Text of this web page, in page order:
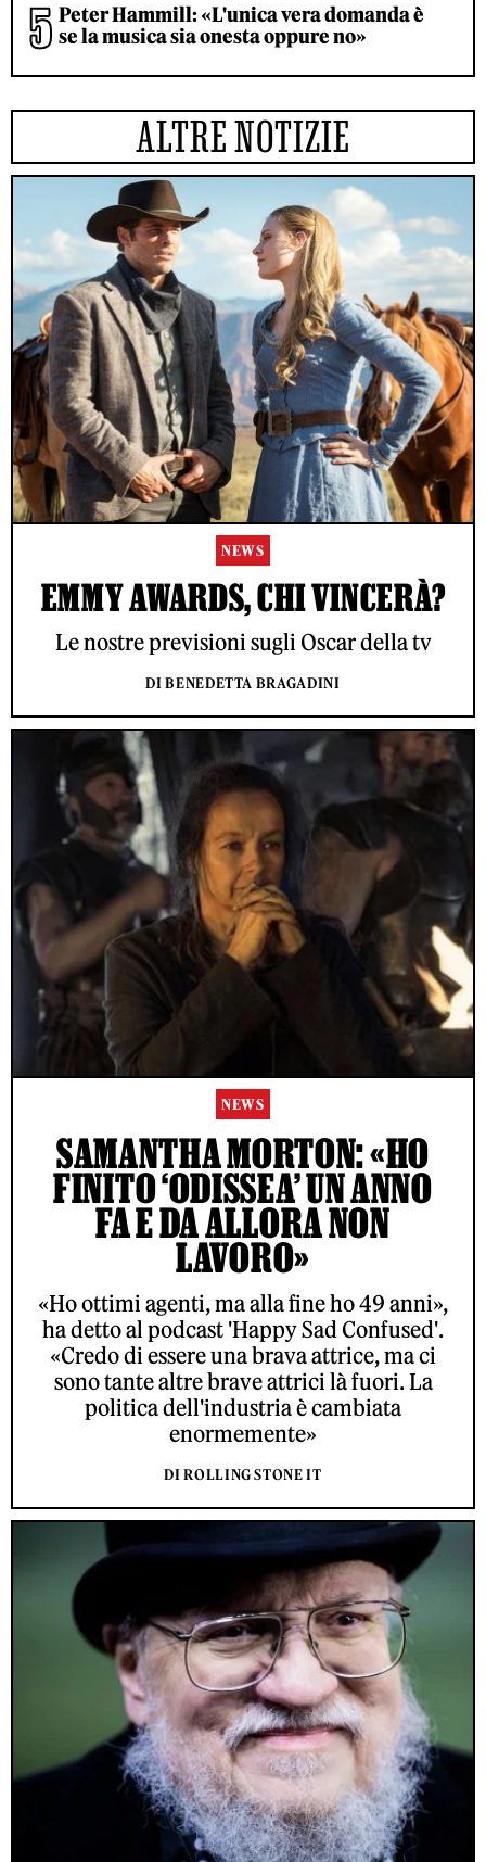
Peter Hammill: «L'unica vera domanda è
se la musica sia onesta oppure no»
ALTRE NOTIZIE
NEWS
EMMY AWARDS, CHI VINCERÀ?
Le nostre previsioni sugli Oscar della tv
DI BENEDETTA BRAGADINI
NEWS
SAMANTHA MORTON: «HO
FINITO ‘ODISSEA’ UN ANNO
FA E DA ALLORA NON
LAVORO»
«Ho ottimi agenti, ma alla fine ho 49 anni»,
ha detto al podcast 'Happy Sad Confused'.
«Credo di essere una brava attrice, ma ci
sono tante altre brave attrici là fuori. La
politica dell'industria è cambiata
enormemente»
DI ROLLING STONE IT